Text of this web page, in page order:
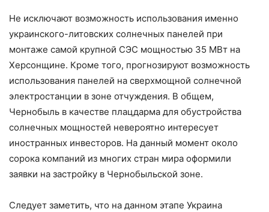
Не исключают возможность использования именно
украинского-литовских солнечных панелей при
монтаже самой крупной СЭС мощностью 35 МВт на
Херсонщине. Кроме того, прогнозируют возможность
использования панелей на сверхмощной солнечной
электростанции в зоне отчуждения. В общем,
Чернобыль в качестве плацдарма для обустройства
солнечных мощностей невероятно интересует
иностранных инвесторов. На данный момент около
сорока компаний из многих стран мира оформили
заявки на застройку в Чернобыльской зоне.
Следует заметить, что на данном этапе Украина